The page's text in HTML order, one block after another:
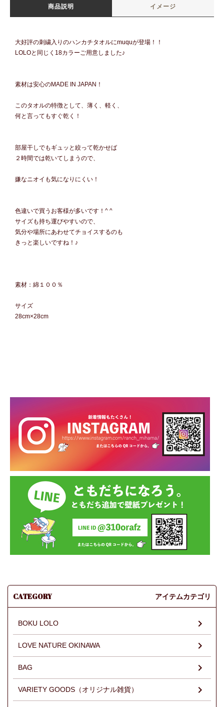
商品説明 イメージ
大好評の刺繍入りのハンカチタオルにmuquが登場！！
LOLOと同じく18カラーご用意しました♪
素材は安心のMADE IN JAPAN！
このタオルの特徴として、薄く、軽く、
何と言ってもすぐ乾く！
部屋干しでもギュッと絞って乾かせば
２時間では乾いてしまうので、
嫌なニオイも気になりにくい！
色違いで買うお客様が多いです！^ ^
サイズも持ち運びやすいので、
気分や場所にあわせてチョイスするのも
きっと楽しいですね！♪
素材：綿１００％
サイズ
28cm×28cm
CATEGORY アイテムカテゴリ
BOKU LOLO
LOVE NATURE OKINAWA
BAG
VARIETY GOODS（オリジナル雑貨）